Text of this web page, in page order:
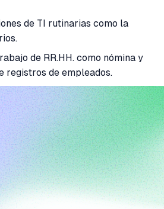
de TI rutinarias como la
de RR.HH. como nómina y
registros de empleados.